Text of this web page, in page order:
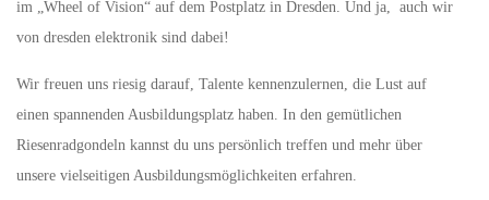
im „Wheel of Vision“ auf dem Postplatz in Dresden. Und ja, auch wir
von dresden elektronik sind dabei!
Wir freuen uns riesig darauf, Talente kennenzulernen, die Lust auf
einen spannenden Ausbildungsplatz haben. In den gemütlichen
Riesenradgondeln kannst du uns persönlich treffen und mehr über
unsere vielseitigen Ausbildungsmöglichkeiten erfahren.